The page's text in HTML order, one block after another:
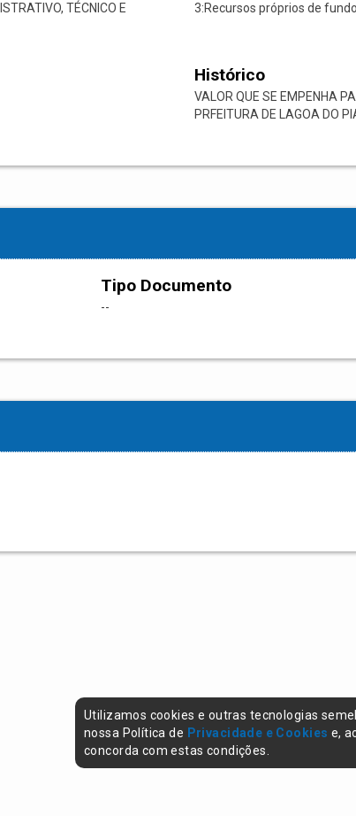
TÉCNICO E
3:Recursos próprios de
Histórico
VALOR QUE SE EMPENHA
PRFEITURA DE LAGOA DO
Tipo Documento
--
Utilizamos cookies e outras tecnologias
nossa Política de Privacidade e Cookies e,
concorda com estas condições.